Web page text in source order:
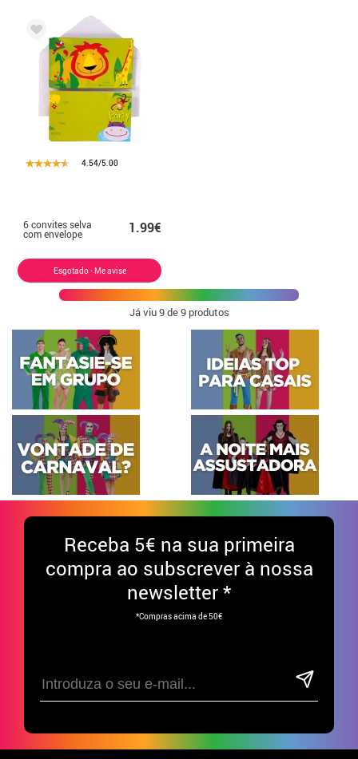
4.54/5.00
6 convites selva
com envelope 1.99€
Esgotado - Me avise
Já viu9de 9 produtos
Receba 5€ na sua primeira
compra ao subscrever à nossa
newsletter *
*Compras acima de 50€